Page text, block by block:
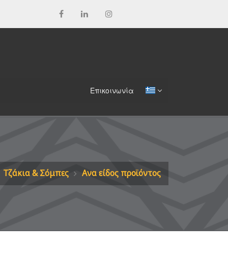
Τζάκια & Σόμπες Ανα είδος προϊόντος